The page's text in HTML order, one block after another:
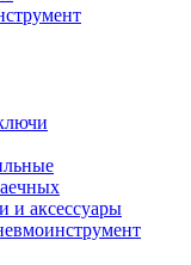
и аксессуары